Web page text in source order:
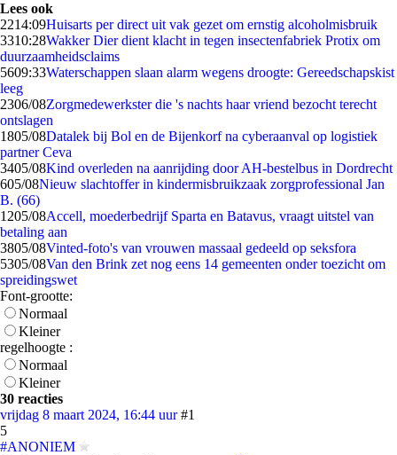
Lees ook
2214:09Huisarts per direct uit vak gezet om ernstig alcoholmisbruik
3310:28Wakker Dier dient klacht in tegen insectenfabriek Protix om
duurzaamheidsclaims
5609:33Waterschappen slaan alarm wegens droogte: Gereedschapskist
leeg
2306/08Zorgmedewerkster die 's nachts haar vriend bezocht terecht
ontslagen
1805/08Datalek bij Bol en de Bijenkorf na cyberaanval op logistiek
partner Ceva
3405/08Kind overleden na aanrijding door AH-bestelbus in Dordrecht
605/08Nieuw slachtoffer in kindermisbruikzaak zorgprofessional Jan
B. (66)
1205/08Accell, moederbedrijf Sparta en Batavus, vraagt uitstel van
betaling aan
3805/08Vinted-foto's van vrouwen massaal gedeeld op seksfora
5305/08Van den Brink zet nog eens 14 gemeenten onder toezicht om
spreidingswet
Font-grootte:
Normaal
Kleiner
regelhoogte :
Normaal
Kleiner
30 reacties
vrijdag 8 maart 2024, 16:44 uur #1
5
#ANONIEM